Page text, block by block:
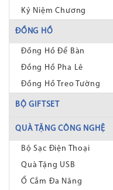
Kỷ Niệm Chương
ĐỒNG HỒ
Đồng Hồ Để Bàn
Đồng Hồ Pha Lê
Đồng Hồ Treo Tường
BỘ GIFTSET
QUÀ TẶNG CÔNG NGHỆ
Bộ Sạc Điện Thoại
Quà Tặng USB
Ổ Cắm Đa Năng